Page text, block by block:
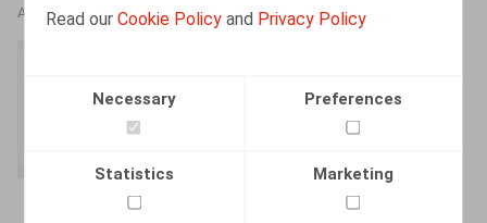
Read ourCookie Policy and Privacy Policy
Necessary Preferences
Statistics Marketing
AUTHORS